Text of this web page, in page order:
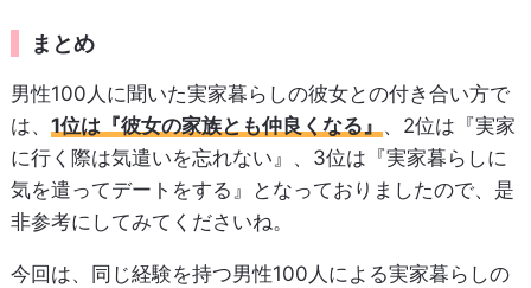
まとめ
男性100人に聞いた実家暮らしの彼女との付き合い方で
は、 1位は『彼女の家族とも仲良くなる』、2位は『実家
に行く際は気遣いを忘れない』、3位は『実家暮らしに
気を遣ってデートをする』となっておりましたので、是
非参考にしてみてくださいね。
今回は、同じ経験を持つ男性100人による実家暮らしの